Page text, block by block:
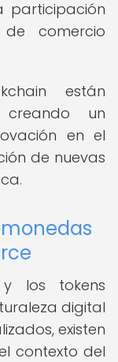
participación
comercio
están
creando un
en el
de nuevas
los tokens
digital
existen
contexto del